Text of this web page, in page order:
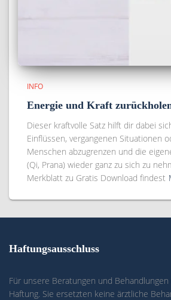
INFO
Energie und Kraft
Dieser kraftvolle Satz hilft dir dabei
Einflüssen, vergangenen Situationen
Menschen abzugrenzen und die
(Qi, Prana) wieder ganz zu sich zu
Merkblatt zu Gratis Download findest
Haftungsausschluss
Für unsere Beratungen und
Haftung. Sie ersetzten keine ärztliche